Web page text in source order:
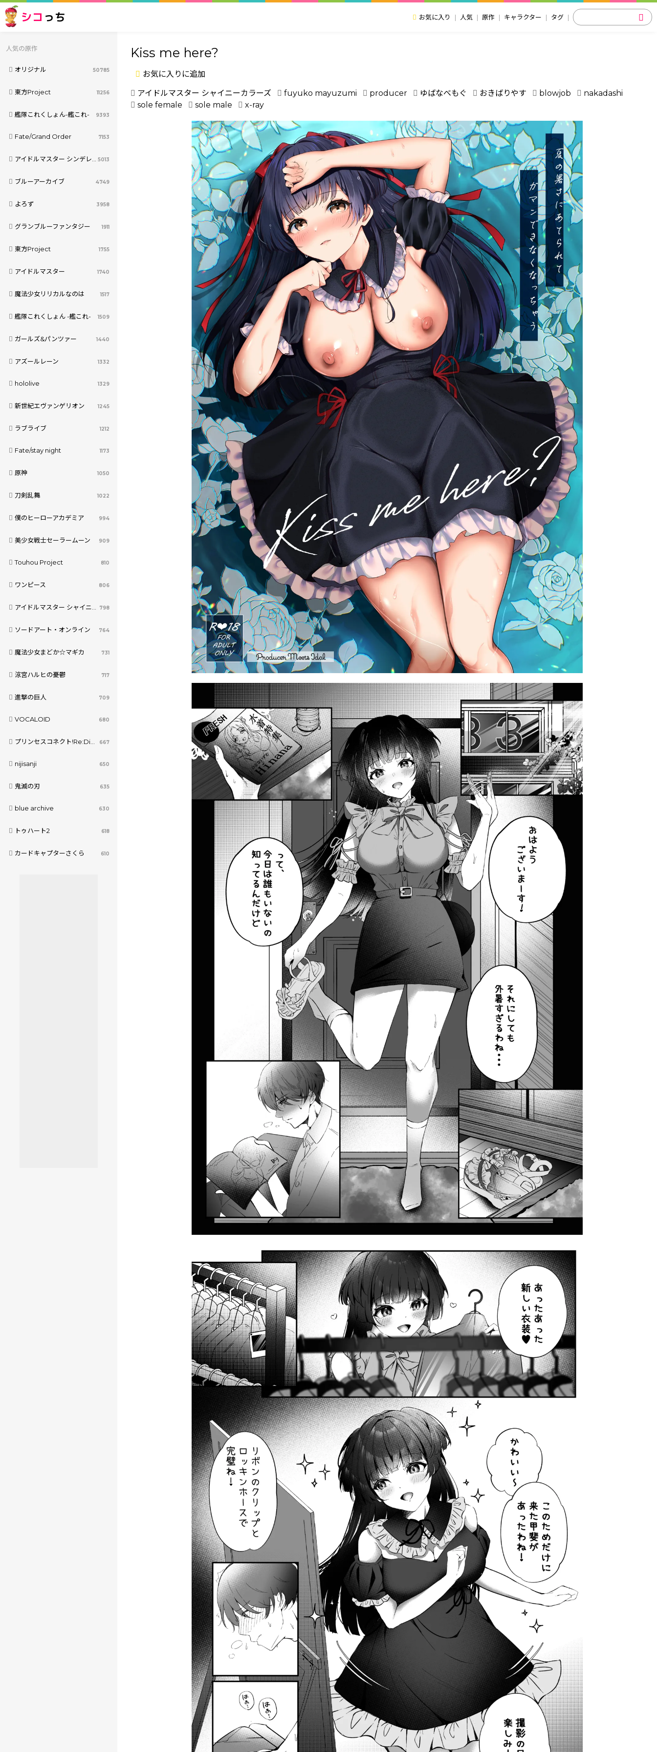
シコ っち お気に入り 人気 原作 キャラクター タグ
人気の原作
オリジナル 50785
東方Project 11256
艦隊これくしょん-艦これ- 9393
Fate/Grand Order 7153
アイドルマスター シンデレラガールズ 5013
ブルーアーカイブ 4749
よろず 3958
グランブルーファンタジー 1911
東方Project 1755
アイドルマスター 1740
魔法少女リリカルなのは 1517
艦隊これくしょん -艦これ- 1509
ガールズ&パンツァー 1440
アズールレーン 1332
hololive 1329
新世紀エヴァンゲリオン 1245
ラブライブ 1212
Fate/stay night 1173
原神 1050
刀剣乱舞 1022
僕のヒーローアカデミア 994
美少女戦士セーラームーン 909
Touhou Project 810
ワンピース 806
アイドルマスター シャイニーカラーズ 798
ソードアート・オンライン 764
魔法少女まどか☆マギカ 731
涼宮ハルヒの憂鬱 717
進撃の巨人 709
VOCALOID 680
プリンセスコネクト!Re:Dive 667
nijisanji 650
鬼滅の刃 635
blue archive 630
トゥハート2 618
カードキャプターさくら 610
Kiss me here?
お気に入りに追加
アイドルマスター シャイニーカラーズ fuyuko mayuzumi producer ゆばなべもぐ おきばりやす blowjob
nakadashi
sole female
sole male x-ray